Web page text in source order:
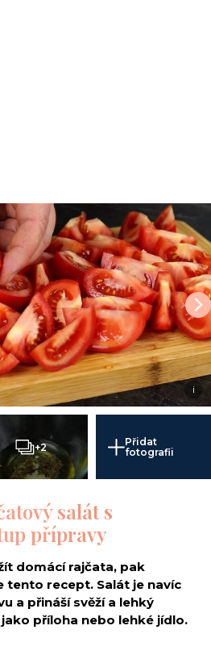
i
+2
Přidat
fotografii
salát s
přípravy
domácí rajčata, pak
tento recept. Salát je navíc
a přináší svěží a lehký
příloha nebo lehké jídlo.